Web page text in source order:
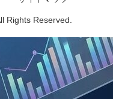
Rights Reserved.